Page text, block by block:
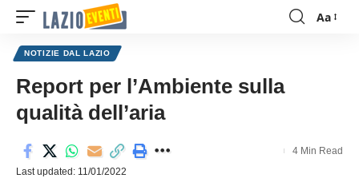
Font
Aa
NOTIZIE DAL LAZIO
Report per l’Ambiente sulla
qualità dell’aria
Last updated: 11/01/2022
4 Min Read